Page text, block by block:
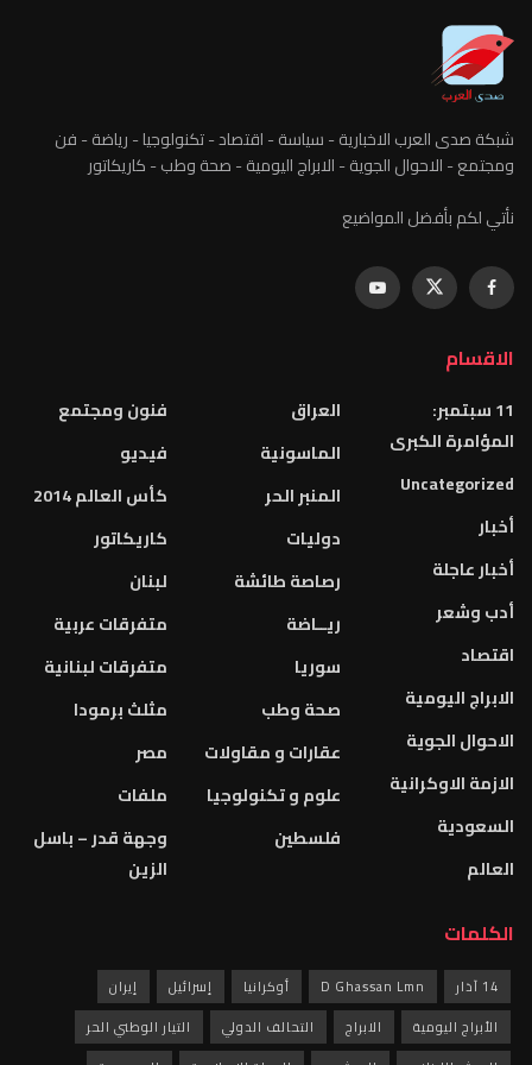
شبكة صدى العرب الاخبارية - سياسة - اقتصاد - تكنولوجيا - رياضة - فن
ومجتمع - الاحوال الجوية - الابراج اليومية - صحة وطب - كاريكاتور
نأتي لكم بأفضل المواضيع
الاقسام
11 سبتمبر:
المؤامرة الكبرى
Uncategorized
أخبار
أخبار عاجلة
أدب وشعر
اقتصاد
الابراج اليومية
الاحوال الجوية
الازمة الاوكرانية
السعودية
العالم
العراق
الماسونية
المنبر الحر
دوليات
رصاصة طائشة
ريــاضة
سوريا
صحة وطب
عقارات و مقاولات
علوم و تكنولوجيا
فلسطين
فنون ومجتمع
فيديو
كأس العالم 2014
كاريكاتور
لبنان
متفرقات عربية
متفرقات لبنانية
مثلث برمودا
مصر
ملفات
وجهة قدر – باسل
الزين
الكلمات
14 آذار D Ghassan Lmn أوكرانيا إسرائيل
إيران
الأبراج اليومية
الابراج التحالف الدولي
التيار الوطني الحر